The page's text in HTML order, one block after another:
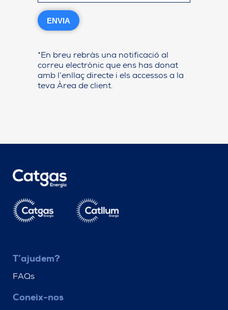
ENVIA
*En breu rebràs una notificació al
correu electrònic que ens has donat
amb l’enllaç directe i els accessos a la
teva Àrea de client.
T’ajudem?
FAQs
Coneix-nos